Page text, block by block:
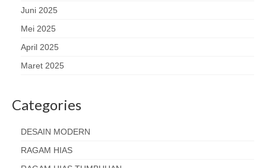
Juni 2025
Mei 2025
April 2025
Maret 2025
Categories
DESAIN MODERN
RAGAM HIAS